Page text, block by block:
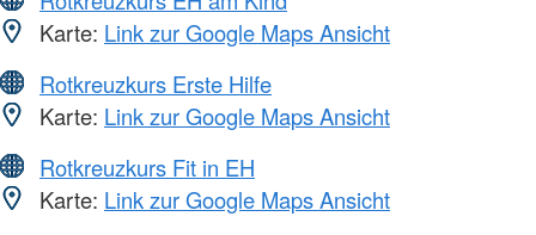
Karte: Link zur Google Maps Ansicht
Rotkreuzkurs Erste Hilfe
Karte: Link zur Google Maps Ansicht
Rotkreuzkurs Fit in EH
Karte: Link zur Google Maps Ansicht